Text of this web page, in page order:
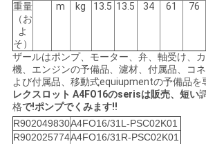
重量
（お
よ
そ）
m kg 13.5 13.5 34 61 76
ザールはポンプ、モーター、弁、軸受け、
機、エンジンの予備品、濾材、付属品、コ
よび付属品、移動式equiupmentの予備品を
レクスロット A4FO16のserisは販売、 短い
格で!ポンプでくみます!!
R902049830A4FO16/31L-PSC02K01
R902025774A4FO16/31R-PSC02K01